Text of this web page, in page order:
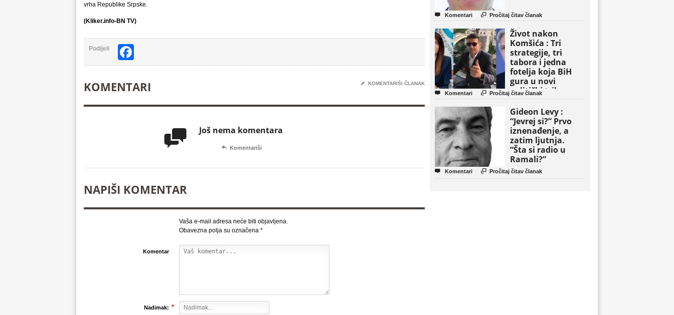
vrha Republike Srpske.
(Kliker.info-BN TV)
Podijeli
KOMENTARI ✎ KOMENTARIŠI ČLANAK
 Još nema komentara
 Komentariši
NAPIŠI KOMENTAR
Vaša e-mail adresa neće biti objavljena.
Obavezna polja su označena *
Komentar
Nadimak: *
 Komentari  Pročitaj čitav članak
Život nakon
Komšića : Tri
strategije, tri
tabora i jedna
fotelja koja BiH
gura u novi
politički triler
 Komentari  Pročitaj čitav članak
Gideon Levy :
“Jevrej si?” Prvo
iznenađenje, a
zatim ljutnja.
“Šta si radio u
Ramali?”
 Komentari  Pročitaj čitav članak